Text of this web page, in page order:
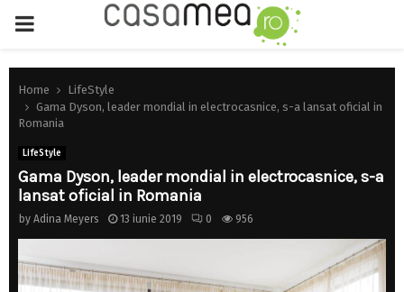
PRIMARY
MENU
Home
LifeStyle
Gama Dyson, leader mondial in electrocasnice, s-a lansat oficial in
Romania
LifeStyle
Gama Dyson, leader mondial in electrocasnice, s-a
lansat oficial in Romania
by Adina Meyers 13 iunie 2019 0 956